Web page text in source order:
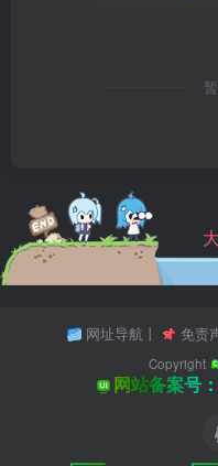
网址导航丨 免责
Copyright
网站备案号